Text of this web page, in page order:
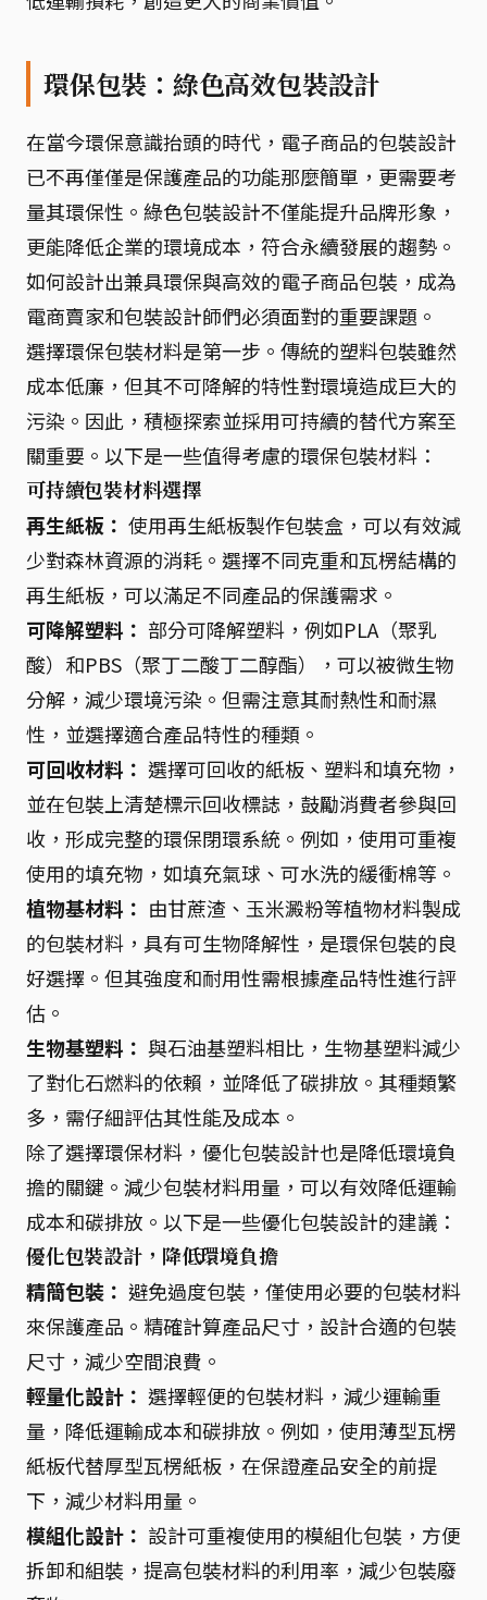
環保包裝：綠色高效包裝設計
在當今環保意識抬頭的時代，電子商品的包裝設計
已不再僅僅是保護產品的功能那麼簡單，更需要考
量其環保性。綠色包裝設計不僅能提升品牌形象，
更能降低企業的環境成本，符合永續發展的趨勢。
如何設計出兼具環保與高效的電子商品包裝，成為
電商賣家和包裝設計師們必須面對的重要課題。
選擇環保包裝材料是第一步。傳統的塑料包裝雖然
成本低廉，但其不可降解的特性對環境造成巨大的
污染。因此，積極探索並採用可持續的替代方案至
關重要。以下是一些值得考慮的環保包裝材料：
可持續包裝材料選擇
再生紙板： 使用再生紙板製作包裝盒，可以有效減
少對森林資源的消耗。選擇不同克重和瓦楞結構的
再生紙板，可以滿足不同產品的保護需求。
可降解塑料： 部分可降解塑料，例如PLA（聚乳
酸）和PBS（聚丁二酸丁二醇酯），可以被微生物
分解，減少環境污染。但需注意其耐熱性和耐濕
性，並選擇適合產品特性的種類。
可回收材料： 選擇可回收的紙板、塑料和填充物，
並在包裝上清楚標示回收標誌，鼓勵消費者參與回
收，形成完整的環保閉環系統。例如，使用可重複
使用的填充物，如填充氣球、可水洗的緩衝棉等。
植物基材料： 由甘蔗渣、玉米澱粉等植物材料製成
的包裝材料，具有可生物降解性，是環保包裝的良
好選擇。但其強度和耐用性需根據產品特性進行評
估。
生物基塑料： 與石油基塑料相比，生物基塑料減少
了對化石燃料的依賴，並降低了碳排放。其種類繁
多，需仔細評估其性能及成本。
除了選擇環保材料，優化包裝設計也是降低環境負
擔的關鍵。減少包裝材料用量，可以有效降低運輸
成本和碳排放。以下是一些優化包裝設計的建議：
優化包裝設計，降低環境負擔
精簡包裝： 避免過度包裝，僅使用必要的包裝材料
來保護產品。精確計算產品尺寸，設計合適的包裝
尺寸，減少空間浪費。
輕量化設計： 選擇輕便的包裝材料，減少運輸重
量，降低運輸成本和碳排放。例如，使用薄型瓦楞
紙板代替厚型瓦楞紙板，在保證產品安全的前提
下，減少材料用量。
模組化設計： 設計可重複使用的模組化包裝，方便
拆卸和組裝，提高包裝材料的利用率，減少包裝廢